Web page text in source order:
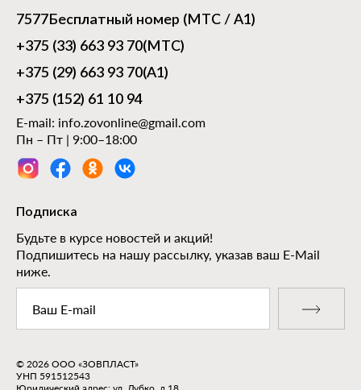
7577 Бесплатный номер (МТС / А1)
+375 (33) 663 93 70(МТС)
+375 (29) 663 93 70(А1)
+375 (152) 61 10 94
E-mail: info.zovonline@gmail.com
Пн – Пт | 9:00–18:00
Подписка
Будьте в курсе новостей и акций!
Подпишитесь на нашу рассылку, указав ваш E-Mail
ниже.
© 2026 ООО «ЗОВПЛАСТ»
УНП 591512543